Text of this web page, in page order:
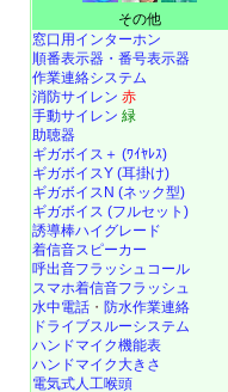
その他
窓口用インターホン
順番表示器・番号表示器
作業連絡システム
消防サイレン 赤
手動サイレン 緑
助聴器
ギガボイス＋ (ﾜｲﾔﾚｽ)
ギガボイスY (耳掛け)
ギガボイスN (ネック型)
ギガボイス (フルセット)
誘導棒ハイグレード
着信音スピーカー
呼出音フラッシュコール
スマホ着信音フラッシュ
水中電話 ・ 防水作業連絡
ドライブスルーシステム
ハンドマイク機能表
ハンドマイク大きさ
電気式人工喉頭